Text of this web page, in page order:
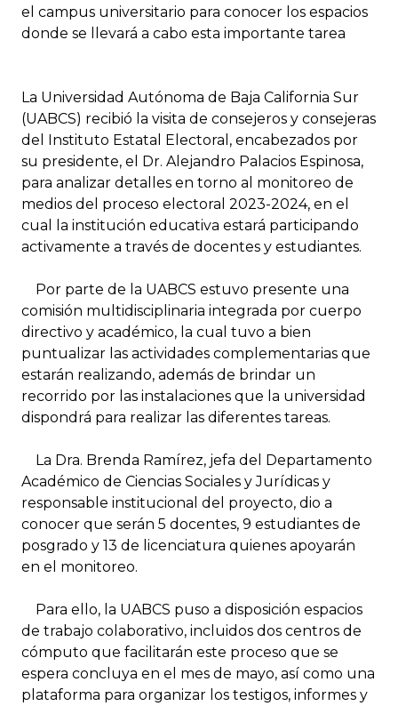
el campus universitario para conocer los espacios
donde se llevará a cabo esta importante tarea
La Universidad Autónoma de Baja California Sur
(UABCS) recibió la visita de consejeros y consejeras
del Instituto Estatal Electoral, encabezados por
su presidente, el Dr. Alejandro Palacios Espinosa,
para analizar detalles en torno al monitoreo de
medios del proceso electoral 2023-2024, en el
cual la institución educativa estará participando
activamente a través de docentes y estudiantes.
Por parte de la UABCS estuvo presente una
comisión multidisciplinaria integrada por cuerpo
directivo y académico, la cual tuvo a bien
puntualizar las actividades complementarias que
estarán realizando, además de brindar un
recorrido por las instalaciones que la universidad
dispondrá para realizar las diferentes tareas.
La Dra. Brenda Ramírez, jefa del Departamento
Académico de Ciencias Sociales y Jurídicas y
responsable institucional del proyecto, dio a
conocer que serán 5 docentes, 9 estudiantes de
posgrado y 13 de licenciatura quienes apoyarán
en el monitoreo.
Para ello, la UABCS puso a disposición espacios
de trabajo colaborativo, incluidos dos centros de
cómputo que facilitarán este proceso que se
espera concluya en el mes de mayo, así como una
plataforma para organizar los testigos, informes y